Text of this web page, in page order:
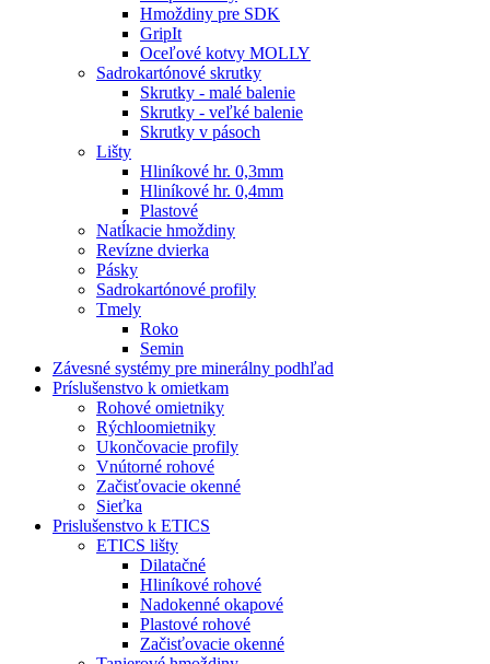
Hmoždiny pre SDK
GripIt
Oceľové kotvy MOLLY
Sadrokartónové skrutky
Skrutky - malé balenie
Skrutky - veľké balenie
Skrutky v pásoch
Lišty
Hliníkové hr. 0,3mm
Hliníkové hr. 0,4mm
Plastové
Natĺkacie hmoždiny
Revízne dvierka
Pásky
Sadrokartónové profily
Tmely
Roko
Semin
Závesné systémy pre minerálny podhľad
Príslušenstvo k omietkam
Rohové omietniky
Rýchloomietniky
Ukončovacie profily
Vnútorné rohové
Začisťovacie okenné
Sieťka
Prislušenstvo k ETICS
ETICS lišty
Dilatačné
Hliníkové rohové
Nadokenné okapové
Plastové rohové
Začisťovacie okenné